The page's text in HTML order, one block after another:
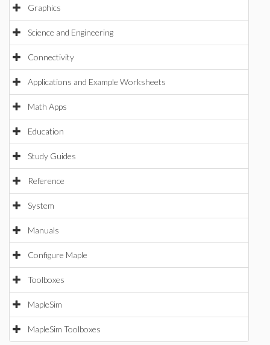
Graphics
Science and Engineering
Connectivity
Applications and Example Worksheets
Math Apps
Education
Study Guides
Reference
System
Manuals
Configure Maple
Toolboxes
MapleSim
MapleSim Toolboxes